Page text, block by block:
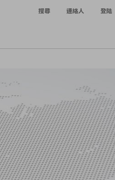
搜尋 連絡人 登陆